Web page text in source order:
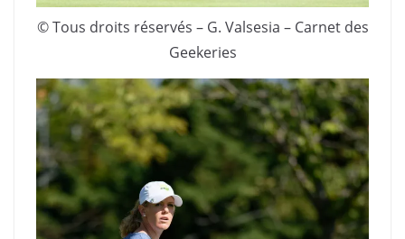
© Tous droits réservés – G. Valsesia – Carnet des
Geekeries